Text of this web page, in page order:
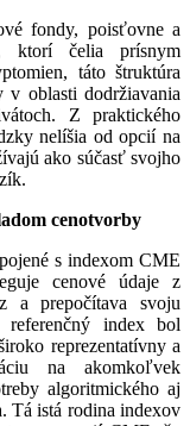
fondy, poisťovne a
ktorí čelia prísnym
táto štruktúra
oblasti dodržiavania
Z praktického
nelíšia od opcií na
ako súčasť svojho
cenotvorby
s indexom CME
cenové údaje z
a prepočítava svoju
referenčný index bol
reprezentatívny a
na akomkoľvek
algoritmického aj
Tá istá rodina indexov